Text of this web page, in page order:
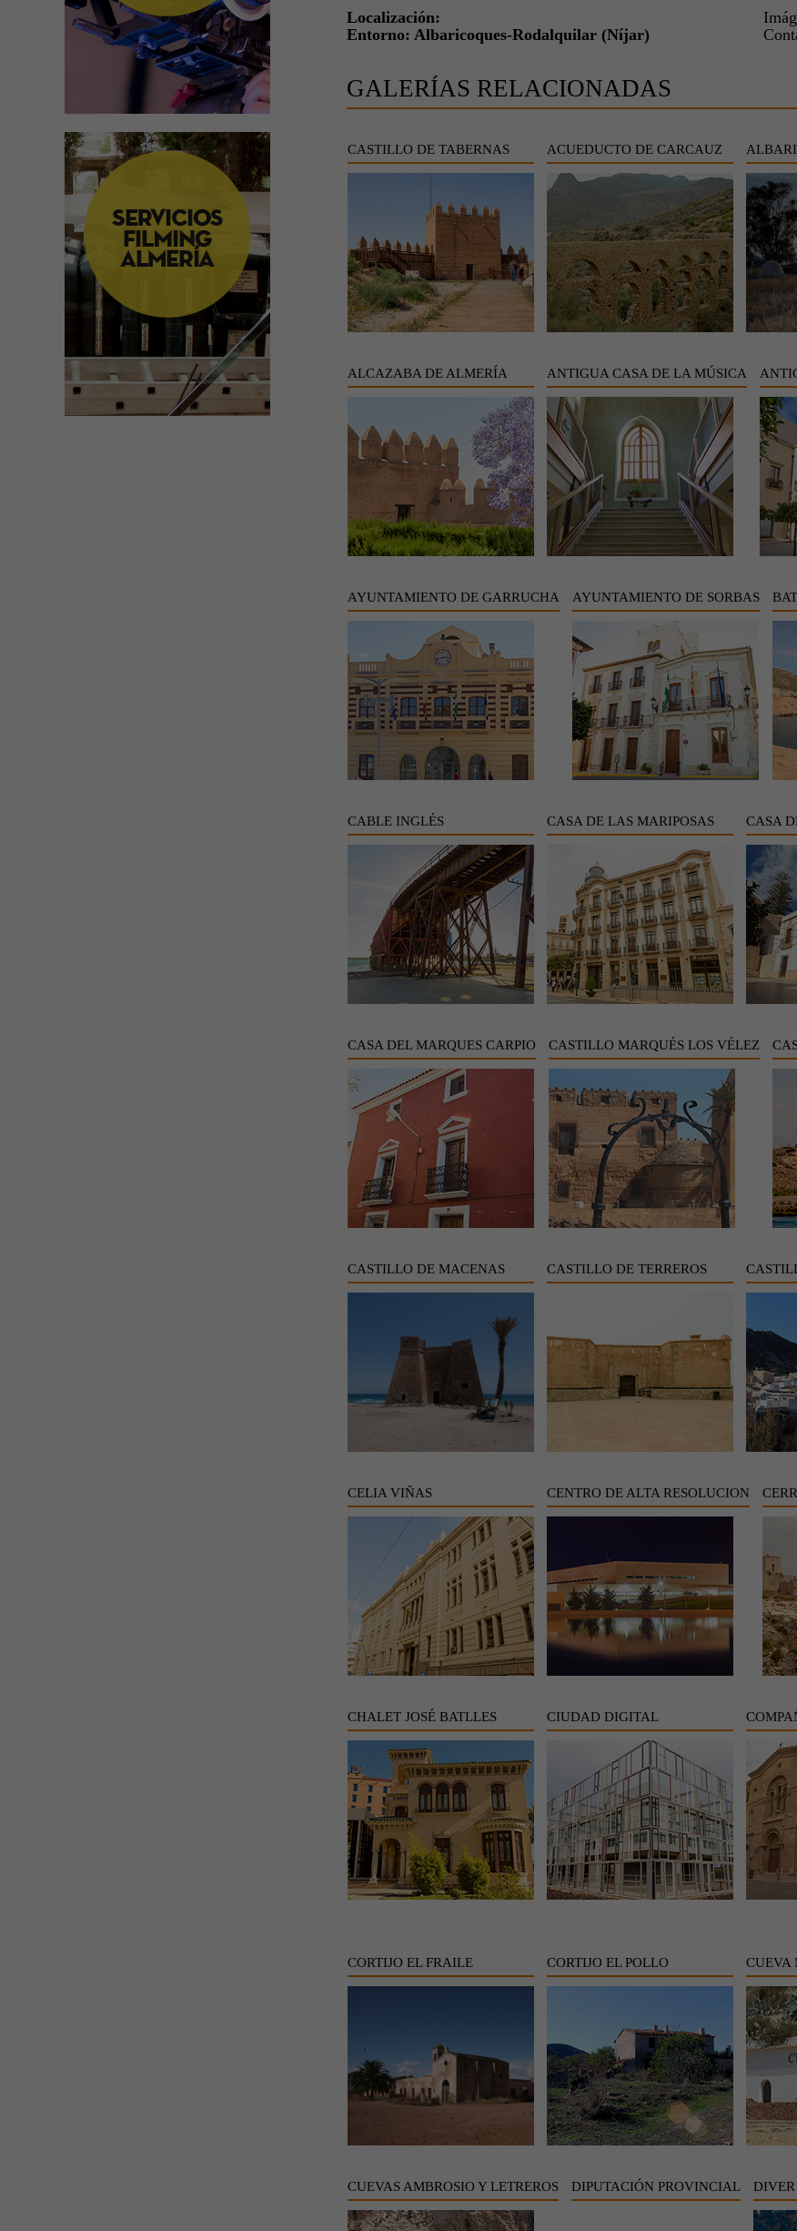
Localización:
Entorno: Albaricoques-Rodalquilar (Níjar)
GALERÍAS RELACIONADAS
CASTILLO DE TABERNAS ACUEDUCTO DE CARCAUZ
ALCAZABA DE ALMERÍA ANTIGUA CASA DE LA MÚSICA
AYUNTAMIENTO DE GARRUCHA AYUNTAMIENTO DE SORBAS
CABLE INGLÉS CASA DE LAS MARIPOSAS CASA
CASA DEL MARQUES CARPIO CASTILLO MARQUÉS LOS VÉLEZ
CASTILLO DE MACENAS CASTILLO DE TERREROS
CELIA VIÑAS CENTRO DE ALTA RESOLUCION
CHALET JOSÉ BATLLES CIUDAD DIGITAL
CORTIJO EL FRAILE CORTIJO EL POLLO CUEVA
CUEVAS AMBROSIO Y LETREROS DIPUTACIÓN PROVINCIAL